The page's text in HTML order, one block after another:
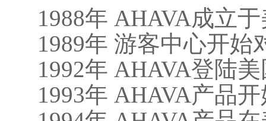
1988年 AHAVA成立
1989年 游客中心开始
1992年 AHAVA登陆
1993年 AHAVA产品